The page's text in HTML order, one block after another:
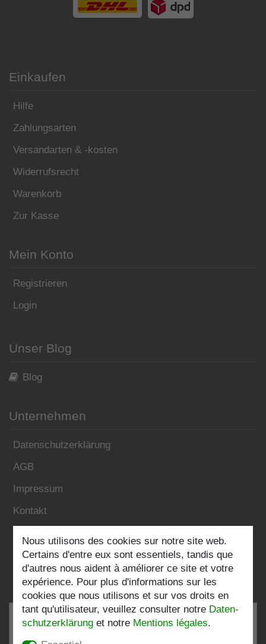
Einkaufen
Hilfe
Zahlungsarten
Versandarten & -kosten
Widerrufsrecht
Warenkorb
Zur Kasse
Mein Konto
Registrieren
Login
Unser Blog
Blog
Unternehmen
Datenschutzerklärung
AGB
Impressum
Kontakt
Folgen Sie uns:
Nous utilisons des cookies sur notre site web.
Certains d'entre eux sont essentiels, tandis que
d'autres nous aident à améliorer ce site et votre
expérience. Pour plus d'informations sur les
cookies que nous utilisons et sur vos droits en
tant qu'utilisateur, veuillez consulter notre Daten­
schutz­erklärung et notre Mentions légales.